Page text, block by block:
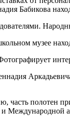
Бабикова
музее
часть полотен
Международной